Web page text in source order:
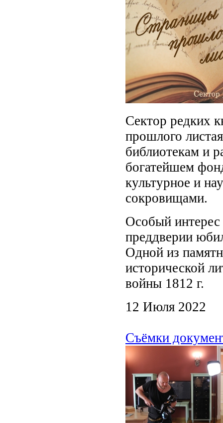
Сектор редких
прошлого
библиотекам и
богатейшем
культурное и
сокровищами.
Особый интерес
преддверии
Одной из
исторической
войны 1812 г.
12 Июля 2022
Съёмки